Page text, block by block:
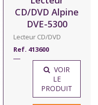
CD/DVD Alpine
DVE-5300
Lecteur CD/DVD
Ref. 413600
VOIR
LE
PRODUIT